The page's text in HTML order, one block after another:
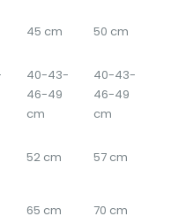
45 cm 50 cm
40-43-
46-49
cm
40-43-
46-49
cm
52 cm 57 cm
65 cm 70 cm